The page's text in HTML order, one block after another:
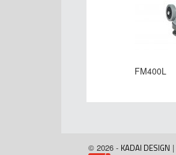
FM400L
© 2026 - KADAI DESIGN |